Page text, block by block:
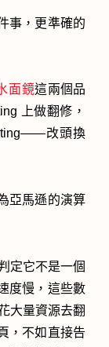
事，更準確的
面鏡這兩個品
上做翻修，
改頭換
亞馬遜的演算
定它不是一個
度慢，這些數
大量資源去翻
，不如直接告